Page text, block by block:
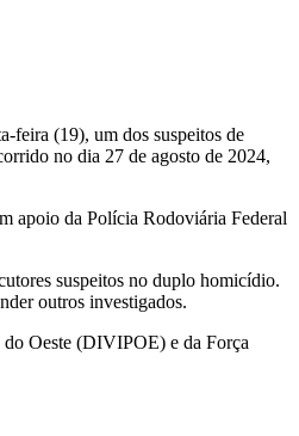
feira (19), um dos suspeitos de
no dia 27 de agosto de 2024,
apoio da Polícia Rodoviária Federal
suspeitos no duplo homicídio.
outros investigados.
do Oeste (DIVIPOE) e da Força